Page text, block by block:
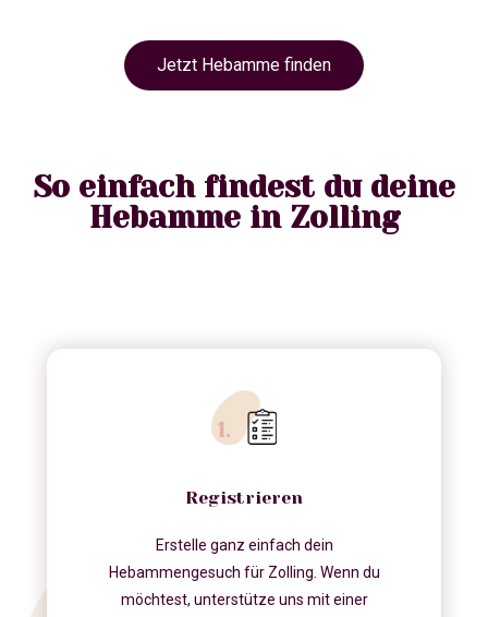
Jetzt Hebamme finden
So einfach findest du deine
Hebamme in Zolling
Registrieren
Erstelle ganz einfach dein
Hebammengesuch für Zolling. Wenn du
möchtest, unterstütze uns mit einer